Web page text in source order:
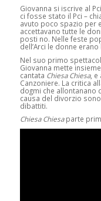
Giovanna si iscrive al
ci fosse stato il Pci –
avuto poco spazio per
accettavano tutte le
posti no. Nelle feste
dell’Arci le donne
Nel suo primo
Giovanna mette
cantata Chiesa Chiesa, e
Canzoniere. La critica
dogmi che allontanano
causa del divorzio
dibattiti.
Chiesa Chiesaparte